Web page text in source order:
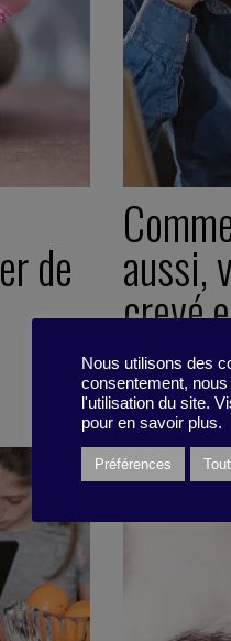
de aussi,
1 avril
Pépite -2
Nous utilisons des
consentement,
l'utilisation du site.
pour en savoir plus.
Préférences